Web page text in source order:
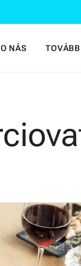
NÁS